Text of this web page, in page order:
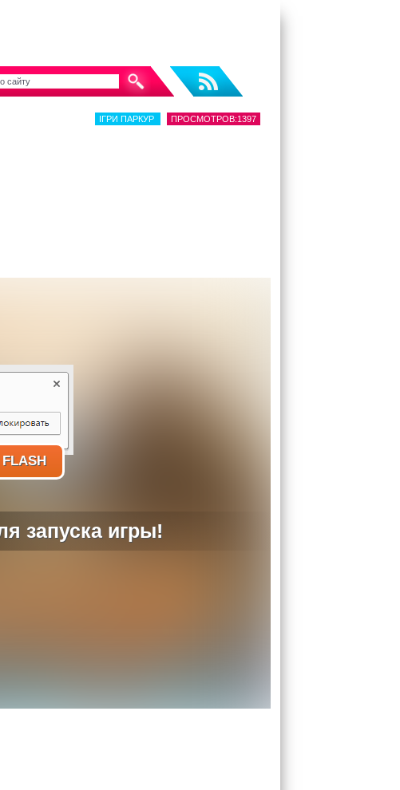
ІГРИ ПАРКУР ПРОСМОТРОВ:1397
запуска игры!